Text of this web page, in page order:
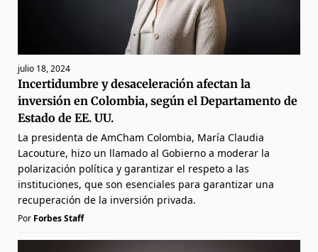
julio 18, 2024
Incertidumbre y desaceleración afectan la
inversión en Colombia, según el Departamento de
Estado de EE. UU.
La presidenta de AmCham Colombia, María Claudia
Lacouture, hizo un llamado al Gobierno a moderar la
polarización política y garantizar el respeto a las
instituciones, que son esenciales para garantizar una
recuperación de la inversión privada.
Por Forbes Staff